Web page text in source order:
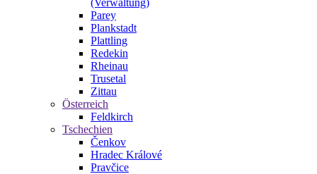
(Verwaltung)
Parey
Plankstadt
Plattling
Redekin
Rheinau
Trusetal
Zittau
Österreich
Feldkirch
Tschechien
Čenkov
Hradec Králové
Pravčice